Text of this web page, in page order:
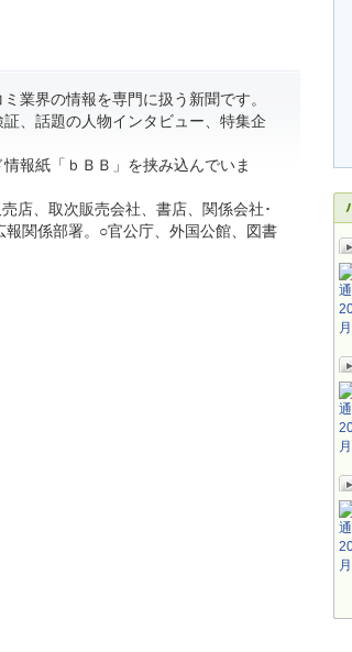
業界の情報を専門に扱う新聞です。
、話題の人物インタビュー、特集企
報紙「ｂＢＢ」を挟み込んでいま
店、取次販売会社、書店、関係会社･
関係部署。○官公庁、外国公館、図書